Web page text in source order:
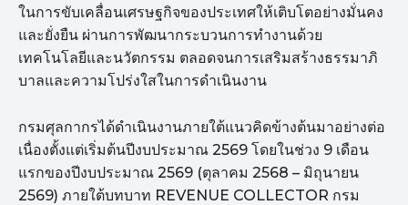
ในการขับเคลื่อนเศรษฐกิจของประเทศให้เติบโตอย่างมั่นคง
และยั่งยืน ผ่านการพัฒนากระบวนการทำงานด้วย
เทคโนโลยีและนวัตกรรม ตลอดจนการเสริมสร้างธรรมาภิ
บาลและความโปร่งใสในการดำเนินงาน
กรมศุลกากรได้ดำเนินงานภายใต้แนวคิดข้างต้นมาอย่างต่อ
เนื่องตั้งแต่เริ่มต้นปีงบประมาณ 2569 โดยในช่วง 9 เดือน
แรกของปีงบประมาณ 2569 (ตุลาคม 2568 – มิถุนายน
2569) ภายใต้บทบาท REVENUE COLLECTOR กรม